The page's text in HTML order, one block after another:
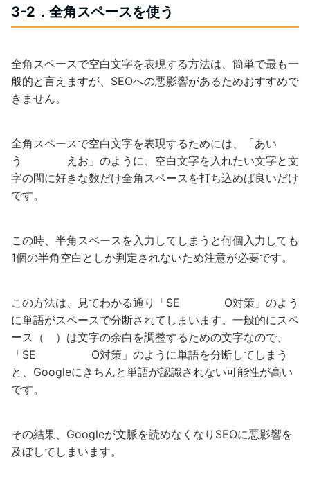
3-2．全角スペースを使う
全角スペースで空白文字を表現する方法は、簡単で最も一
般的と言えますが、SEOへの悪影響があるためおすすめで
きません。
全角スペースで空白文字を表現するためには、「あい
う えお」のように、空白文字を入れたい文字と文
字の間に好きな数だけ全角スペースを打ち込めば良いだけ
です。
この時、半角スペースを入力してしまうと何個入力しても
1個の半角空白としか判定されないため注意が必要です。
この方法は、見てわかる通り「SE O対策」のよう
に単語がスペースで分断されてしまいます。一般的にスペ
ース（ ）は文字の余白を調整するための文字なので、
「SE O対策」のように単語を分断してしまう
と、Googleにきちんと単語が認識されない可能性が高い
です。
その結果、Googleが文脈を読めなくなりSEOに悪影響を
及ぼしてしまいます。